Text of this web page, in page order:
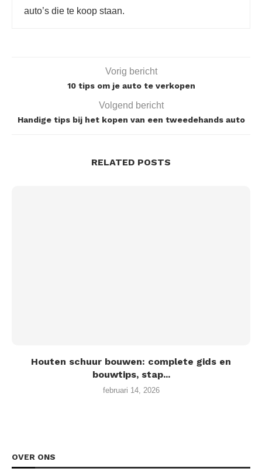
auto’s die te koop staan.
Vorig bericht
10 tips om je auto te verkopen
Volgend bericht
Handige tips bij het kopen van een tweedehands auto
RELATED POSTS
Houten schuur bouwen: complete gids en
bouwtips, stap...
februari 14, 2026
OVER ONS